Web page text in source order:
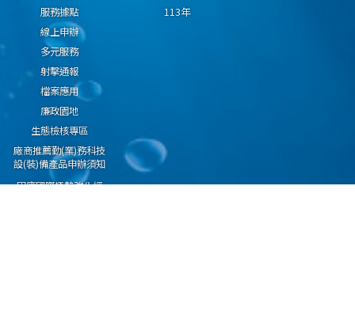
服務據點
線上申辦
多元服務
射擊通報
檔案應用
廉政園地
生態檢核專區
廠商推薦勤(業)務科技
設(裝)備產品申辦須知
因應國際情勢強化經
113年